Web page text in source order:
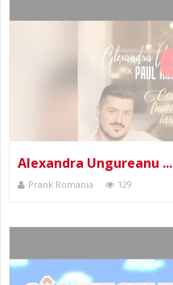
Alexandra Ungureanu ...
Prank Romania 129